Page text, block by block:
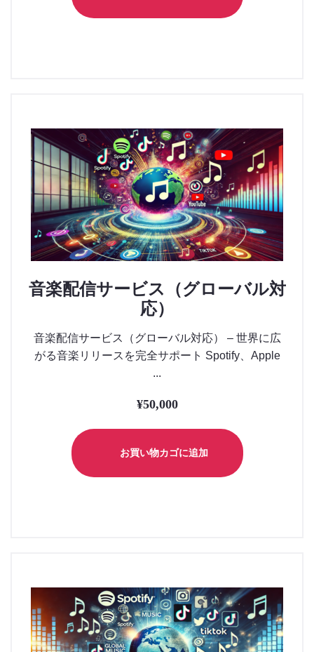
音楽配信サービス（グローバル対
応）
音楽配信サービス（グローバル対応） – 世界に広
がる音楽リリースを完全サポート Spotify、Apple
...
¥50,000
お買い物カゴに追加